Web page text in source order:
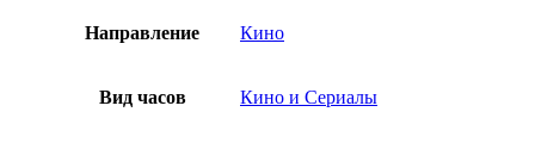
Направление Кино
Вид часов Кино и Сериалы